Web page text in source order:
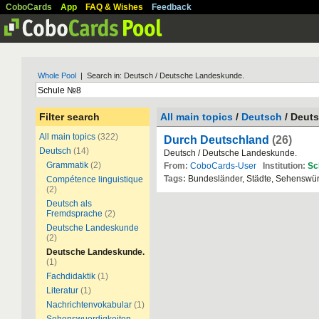
CoboCards App FAQ & Wishes Feedback
Whole Pool | Search in: Deutsch / Deutsche Landeskunde.
Filter search
All main topics (322)
Deutsch (14)
Grammatik (2)
Compétence linguistique
(2)
Deutsch als
Fremdsprache (2)
Deutsche Landeskunde
(2)
Deutsche Landeskunde.
(1)
Fachdidaktik (1)
Literatur (1)
Nachrichtenvokabular (1)
All main topics / Deutsch /
Durch Deutschland (26)
Deutsch / Deutsche Landeskunde.
From: CoboCards-User Institution:
Tags: Bundesländer, Städte,